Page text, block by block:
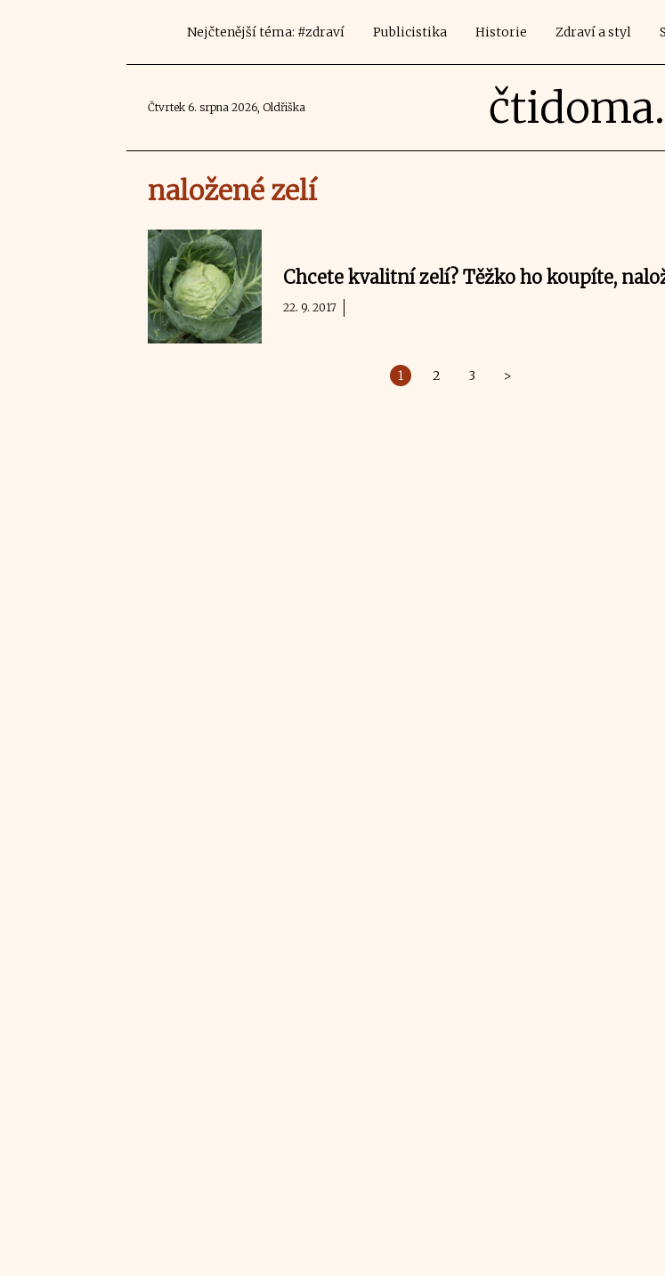
Nejčtenější téma: #zdraví Publicistika Historie Zdraví a styl
Čtvrtek 6. srpna 2026, Oldřiška
naložené zelí
Chcete kvalitní zelí? Těžko ho koupíte,
22. 9. 2017
1 2 3 >